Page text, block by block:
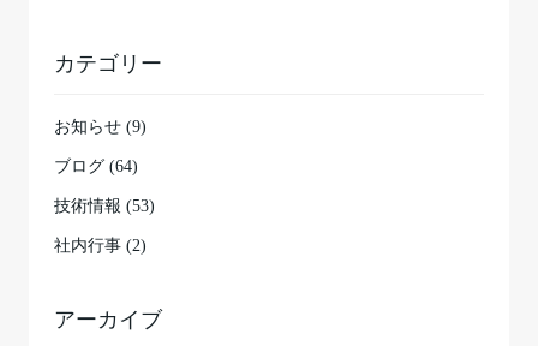
カテゴリー
お知らせ (9)
ブログ (64)
技術情報 (53)
社内行事 (2)
アーカイブ